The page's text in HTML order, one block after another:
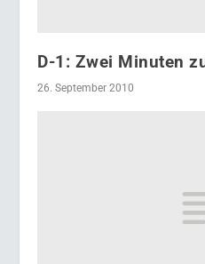
D-1: Zwei Minuten
26. September 2010